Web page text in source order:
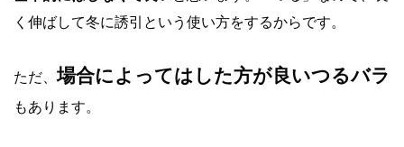
く伸ばして冬に誘引という使い方をするからです。
ただ、場合によってはした方が良いつるバラ
もあります。